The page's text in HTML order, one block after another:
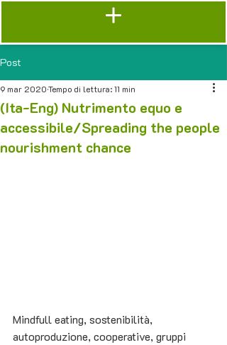
Post
(Ita-Eng) Nutrimento equo e
accessibile/Spreading the people
nourishment chance
9 mar 2020Tempo di lettura: 11 min
Mindfull eating, sostenibilità,
autoproduzione, cooperative, gruppi